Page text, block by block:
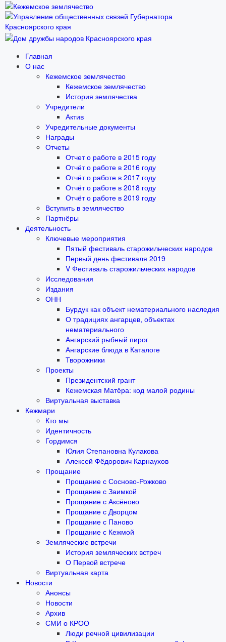
Главная
О нас
Кежемское землячество
Кежемское землячество
История землячества
Учредители
Актив
Учредительные документы
Награды
Отчеты
Отчет о работе в 2015 году
Отчёт о работе в 2016 году
Отчёт о работе в 2017 году
Отчёт о работе в 2018 году
Отчёт о работе в 2019 году
Вступить в землячество
Партнёры
Деятельность
Ключевые мероприятия
Пятый фестиваль старожильческих народов
Первый день фестиваля 2019
V Фестиваль старожильческих народов
Исследования
Издания
ОНН
Бурдук как объект нематериального наследия
О традициях ангарцев, объектах
нематериального
Ангарский рыбный пирог
Ангарские блюда в Каталоге
Творожники
Проекты
Президентский грант
Кежемская Матёра: код малой родины
Виртуальная выставка
Кежмари
Кто мы
Идентичность
Гордимся
Юлия Степановна Кулакова
Алексей Фёдорович Карнаухов
Прощание
Прощание с Сосново-Рожково
Прощание с Заимкой
Прощание с Аксёново
Прощание с Дворцом
Прощание с Паново
Прощание с Кежмой
Земляческие встречи
История земляческих встреч
О Первой встрече
Виртуальная карта
Новости
Анонсы
Новости
Архив
СМИ о КРОО
Люди речной цивилизации